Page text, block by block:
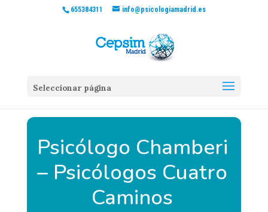
655384311 info@psicologiamadrid.es
Seleccionar página
Psicólogo Chamberi
– Psicólogos Cuatro
Caminos